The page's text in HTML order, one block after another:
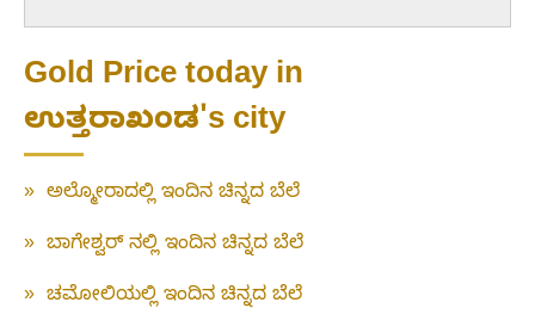
Gold Price today in
ಉತ್ತರಾಖಂಡ's city
» ಅಲ್ಮೋರಾದಲ್ಲಿ ಇಂದಿನ ಚಿನ್ನದ ಬೆಲೆ
» ಬಾಗೇಶ್ವರ್ ನಲ್ಲಿ ಇಂದಿನ ಚಿನ್ನದ ಬೆಲೆ
» ಚಮೋಲಿಯಲ್ಲಿ ಇಂದಿನ ಚಿನ್ನದ ಬೆಲೆ